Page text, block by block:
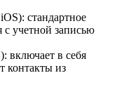
стандартное
с учетной записью
включает в себя
контакты из